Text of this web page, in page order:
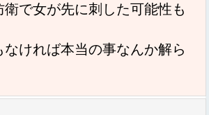
衛で女が先に刺した可能性も
なければ本当の事なんか解ら